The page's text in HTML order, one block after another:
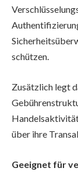
schützen.
Zusätzlich legt
über ihre
Geeignet für